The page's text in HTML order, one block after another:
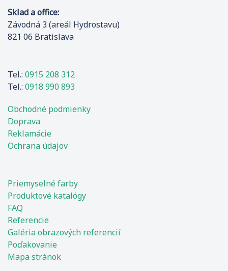
Sklad a office:
Závodná 3 (areál Hydrostavu)
821 06 Bratislava
Tel.: 0915 208 312
Tel.: 0918 990 893
Obchodné podmienky
Doprava
Reklamácie
Ochrana údajov
Priemyselné farby
Produktové katalógy
FAQ
Referencie
Galéria obrazových referencií
Poďakovanie
Mapa stránok